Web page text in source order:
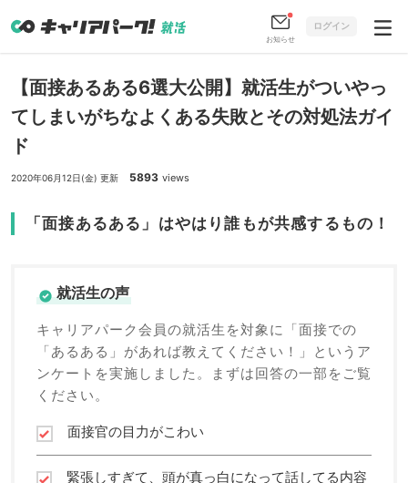
お知らせ
ログイン
【面接あるある6選大公開】就活生がついやっ
てしまいがちなよくある失敗とその対処法ガイ
ド
2020年06月12日(金) 更新 5893 views
「面接あるある」はやはり誰もが共感するもの！
就活生の声
キャリアパーク会員の就活生を対象に「面接での
「あるある」があれば教えてください！」というア
ンケートを実施しました。まずは回答の一部をご覧
ください。
面接官の目力がこわい
緊張しすぎて、頭が真っ白になって話してる内容